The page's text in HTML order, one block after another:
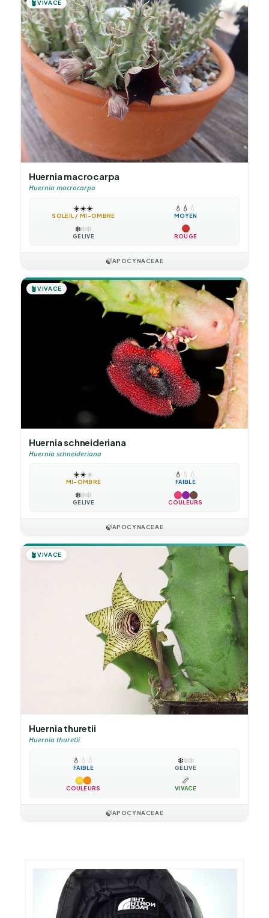
🪴VIVACE
Huernia macrocarpa
Huernia macrocarpa
☀️☀️☀️
SOLEIL / MI-OMBRE
💧 💧 💧
MOYEN
❄️❄️❄️
GÉLIVE ROUGE
🍃APOCYNACEAE
🪴VIVACE
Huernia schneideriana
Huernia schneideriana
☀️☀️☀️
MI-OMBRE
💧 💧 💧
FAIBLE
❄️❄️❄️
GÉLIVE COULEURS
🍃APOCYNACEAE
🪴VIVACE
Huernia thuretii
Huernia thuretii
💧 💧 💧
FAIBLE
❄️❄️❄️
GÉLIVE
COULEURS
📏
VIVACE
🍃APOCYNACEAE